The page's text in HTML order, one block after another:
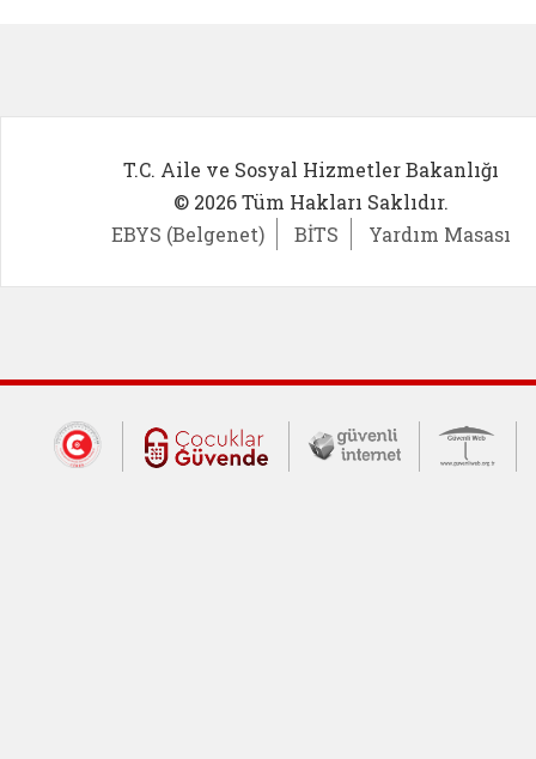
T.C. Aile ve Sosyal Hizmetler Bakanlığı
© 2026 Tüm Hakları Saklıdır.
EBYS (Belgenet)
BİTS Yardım Masası
Dış Bağlantılar
Cumhurbaşkanlığı İletişim Merkezi
Çocuklar Güvende (yeni
Güvenli